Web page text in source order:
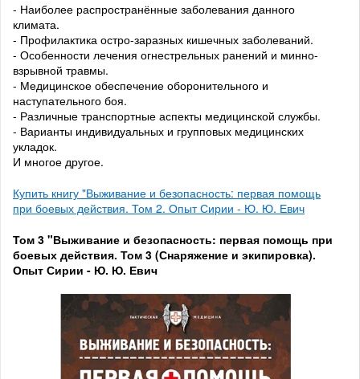
- Наиболее распространённые заболевания данного
климата.
- Профилактика остро-заразных кишечных заболеваний.
- Особенности лечения огнестрельных ранений и минно-
взрывной травмы.
- Медицинское обеспечение оборонительного и
наступательного боя.
- Различные транспортные аспекты медицинской службы.
- Варианты индивидуальных и групповых медицинских
укладок.
И многое другое.
Купить книгу "Выживание и безопасность: первая помощь
при боевых действия. Том 2. Опыт Сирии - Ю. Ю. Евич
Том 3 "Выживание и безопасность: первая помощь при
боевых действия. Том 3 (Снаряжение и экипировка).
Опыт Сирии - Ю. Ю. Евич